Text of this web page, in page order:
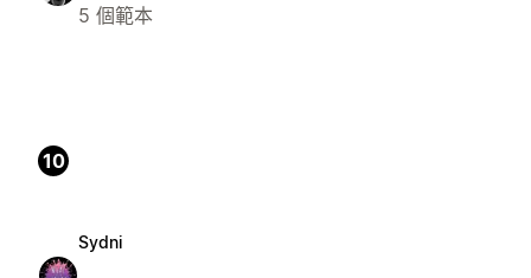
5 個範本
10
Sydni